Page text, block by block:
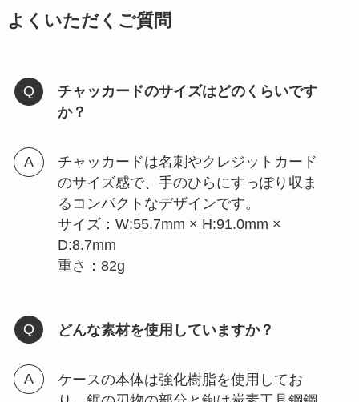
よくいただくご質問
チャッカードのサイズはどのくらいです
か？
チャッカードは名刺やクレジットカード
のサイズ感で、手のひらにすっぽり収ま
るコンパクトなデザインです。
サイズ：W:55.7mm × H:91.0mm ×
D:8.7mm
重さ：82g
どんな素材を使用していますか？
ケースの本体は強化樹脂を使用してお